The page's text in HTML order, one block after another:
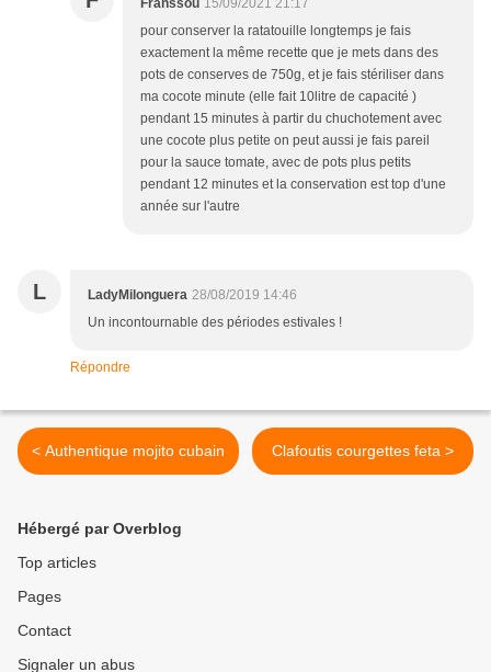
Franssou 15/09/2021 21:17
pour conserver la ratatouille longtemps je fais
exactement la même recette que je mets dans des
pots de conserves de 750g, et je fais stériliser dans
ma cocote minute (elle fait 10litre de capacité )
pendant 15 minutes à partir du chuchotement avec
une cocote plus petite on peut aussi je fais pareil
pour la sauce tomate, avec de pots plus petits
pendant 12 minutes et la conservation est top d'une
année sur l'autre
L LadyMilonguera 28/08/2019 14:46
Un incontournable des périodes estivales !
Répondre
< Authentique mojito cubain Clafoutis courgettes feta >
Hébergé par Overblog
Top articles
Pages
Contact
Signaler un abus